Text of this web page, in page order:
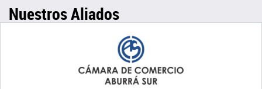
Nuestros Aliados